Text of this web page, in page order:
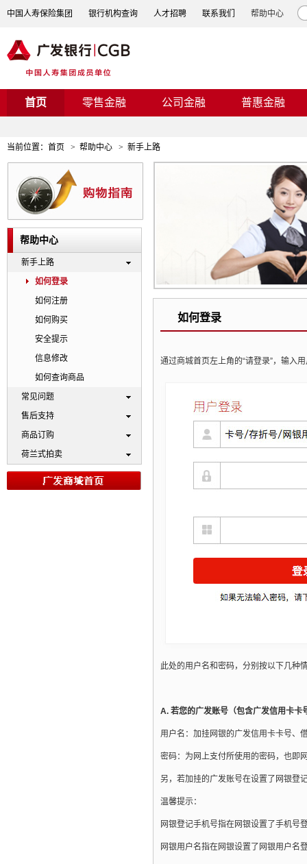
中国人寿保险集团 银行机构查询 人才招聘 联系我们 帮助中心
首页 零售金融 公司金融 普惠金融
当前位置： 首页 > 帮助中心 > 新手上路
帮助中心
新手上路
如何登录
如何注册
如何购买
安全提示
信息修改
如何查询商品
常见问题
售后支持
商品订购
荷兰式拍卖
如何登录
通过商城首页左上角的“请登录”，输入
此处的用户名和密码，分别按以下几种
A. 若您的广发账号（包含广发信用卡卡
用户名：加挂网银的广发信用卡卡号、
密码：为网上支付所使用的密码，也即
另，若加挂的广发账号在设置了网银登
温馨提示：
网银登记手机号指在网银设置了手机号
网银用户名指在网银设置了网银用户名